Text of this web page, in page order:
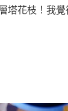
塔花枝！我